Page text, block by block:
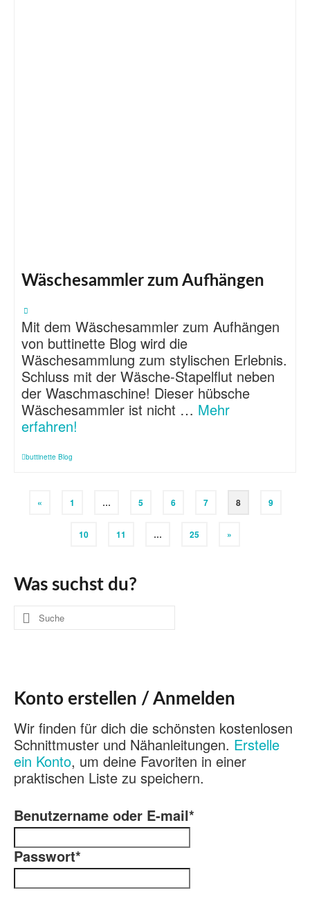
Wäschesammler zum Aufhängen
Mit dem Wäschesammler zum Aufhängen
von buttinette Blog wird die
Wäschesammlung zum stylischen Erlebnis.
Schluss mit der Wäsche-Stapelflut neben
der Waschmaschine! Dieser hübsche
Wäschesammler ist nicht … Mehr
erfahren!
buttinette Blog
« 1 … 5 6 7 8 9
10 11 … 25 »
Was suchst du?
Suche
nach:
Konto erstellen / Anmelden
Wir finden für dich die schönsten kostenlosen
Schnittmuster und Nähanleitungen. Erstelle
ein Konto, um deine Favoriten in einer
praktischen Liste zu speichern.
Benutzername oder E-mail*
Passwort*